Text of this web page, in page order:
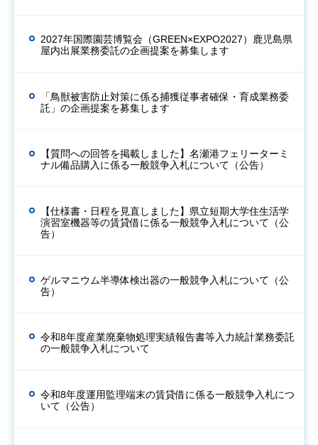
2027年国際園芸博覧会（GREEN×EXPO2027）鹿児島県
屋内出展業務委託の企画提案を募集します
「鳥獣被害防止対策に係る捕獲従事者確保・育成業務委
託」の企画提案を募集します
【質問への回答を掲載しました】名瀬港フェリーターミ
ナル備品購入に係る一般競争入札について（公告）
【仕様書・日程を見直しました】県立短期大学住生活学
演習室機器等の賃貸借に係る一般競争入札について（公
告）
ゲルマニウム半導体検出器の一般競争入札について（公
告）
令和8年度産業廃棄物処理実績報告書等入力統計業務委託
の一般競争入札について
令和8年度運用監理端末の賃貸借に係る一般競争入札につ
いて（公告）